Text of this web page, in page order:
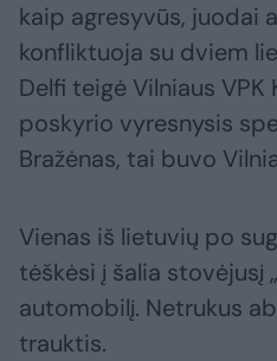
kaip agresyvūs, juodai
konfliktuoja su dviem
Delfi teigė Vilniaus VPK
poskyrio vyresnysis
Bražėnas, tai buvo
Vienas iš lietuvių po
tėškėsi į šalia stovėjusį
automobilį. Netrukus
trauktis.